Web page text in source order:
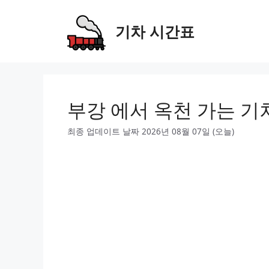
기차 시간표
부강 에서 옥천 가는 기
최종 업데이트 날짜 2026년 08월 07일 (오늘)